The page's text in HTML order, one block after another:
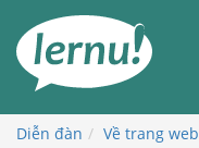
đến
phần
dung
Diễn đàn Về trang web